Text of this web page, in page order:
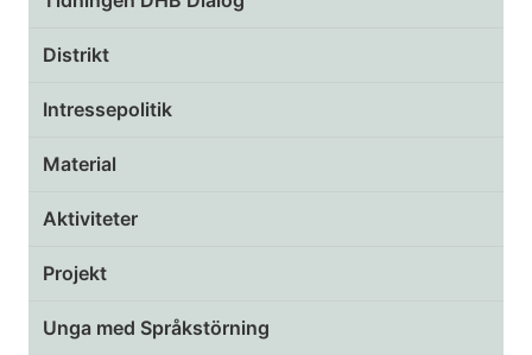
Distrikt
Intressepolitik
Material
Aktiviteter
Projekt
Unga med Språkstörning